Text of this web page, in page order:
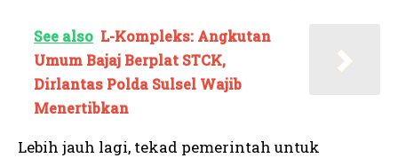
See also L-Kompleks: Angkutan
Umum Bajaj Berplat STCK,
Dirlantas Polda Sulsel Wajib
Menertibkan
Lebih jauh lagi, tekad pemerintah untuk